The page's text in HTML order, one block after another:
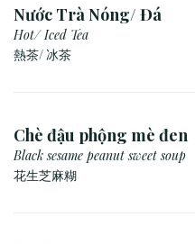
Nước Trà Nóng/ Đá
Hot/ Iced Tea
熱茶/ 冰茶
Chè đậu phộng mè đen
Black sesame peanut sweet soup
花生芝麻糊